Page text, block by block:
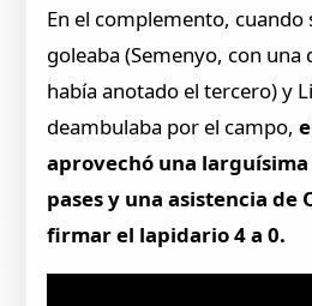
En el complemento, cuando
goleaba (Semenyo, con una
había anotado el tercero) y
deambulaba por el campo,
aprovechó una
pases y una asistencia de
firmar el lapidario 4 a 0.